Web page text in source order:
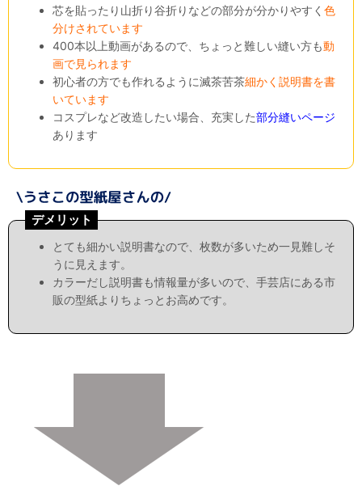
芯を貼ったり山折り谷折りなどの部分が分かりやすく色
分けされています
400本以上動画があるので、ちょっと難しい縫い方も動
画で見られます
初心者の方でも作れるように滅茶苦茶細かく説明書を書
いています
コスプレなど改造したい場合、充実した部分縫いページ
あります
デメリット
とても細かい説明書なので、枚数が多いため一見難しそ
うに見えます。
カラーだし説明書も情報量が多いので、手芸店にある市
販の型紙よりちょっとお高めです。